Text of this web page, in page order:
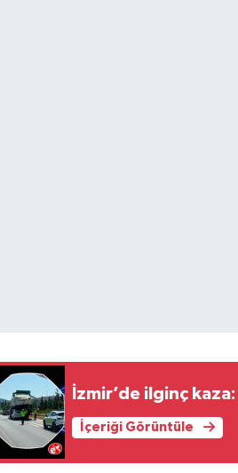
İzmir’de ilginç
İçeriği Görüntüle